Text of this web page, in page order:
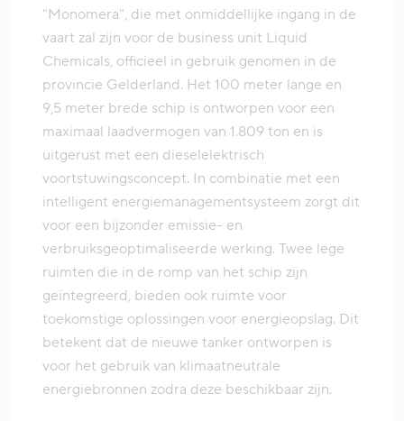
"Monomera", die met onmiddellijke ingang in de
vaart zal zijn voor de business unit Liquid
Chemicals, officieel in gebruik genomen in de
provincie Gelderland. Het 100 meter lange en
9,5 meter brede schip is ontworpen voor een
maximaal laadvermogen van 1.809 ton en is
uitgerust met een dieselelektrisch
voortstuwingsconcept. In combinatie met een
intelligent energiemanagementsysteem zorgt dit
voor een bijzonder emissie- en
verbruiksgeoptimaliseerde werking. Twee lege
ruimten die in de romp van het schip zijn
geïntegreerd, bieden ook ruimte voor
toekomstige oplossingen voor energieopslag. Dit
betekent dat de nieuwe tanker ontworpen is
voor het gebruik van klimaatneutrale
energiebronnen zodra deze beschikbaar zijn.